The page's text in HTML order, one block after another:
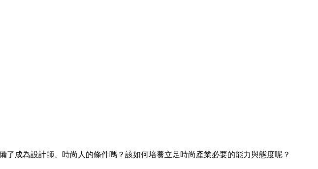
成為設計師、時尚人的條件嗎？該如何培養立足時尚產業必要的能力與態度呢？